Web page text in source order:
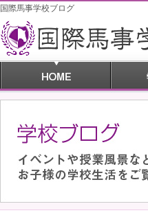
国際馬事学校ブログ